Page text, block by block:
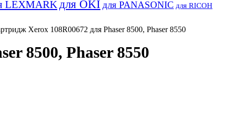
LEXMARK для OKI для PANASONIC для RICOH
Xerox 108R00672 для Phaser 8500, Phaser 8550
8500, Phaser 8550